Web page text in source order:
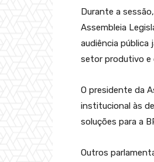
Durante a
Assembleia
audiência pública
setor produtivo e
O presidente da
institucional às
soluções para a
Outros